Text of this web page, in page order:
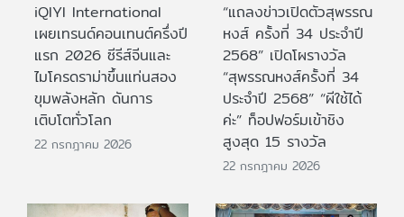
iQIYI International
เผยเทรนด์คอนเทนต์ครึ่งปี
แรก 2026 ซีรีส์จีนและ
ไมโครดราม่าขึ้นแท่นสอง
ขุมพลังหลัก ดันการ
เติบโตทั่วโลก
22 กรกฎาคม 2026
“แถลงข่าวเปิดตัวสุพรรณ
หงส์ ครั้งที่ 34 ประจำปี
2568” เปิดโผรางวัล
“สุพรรณหงส์ครั้งที่ 34
ประจำปี 2568” “ผีใช้ได้
ค่ะ” ท็อปฟอร์มเข้าชิง
สูงสุด 15 รางวัล
22 กรกฎาคม 2026